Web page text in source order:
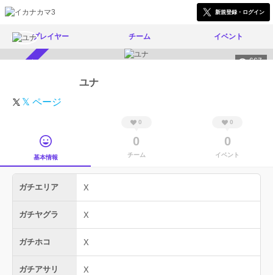
新規登録・ログイン
プレイヤー チーム イベント
667
ユナ
𝕏 ページ
基本情報
0
0
チーム
0
0
イベント
ガチエリア X
ガチヤグラ X
ガチホコ X
ガチアサリ X